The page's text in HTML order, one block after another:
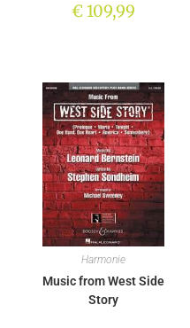
€109,99
Harmonie
Music from West Side
Story